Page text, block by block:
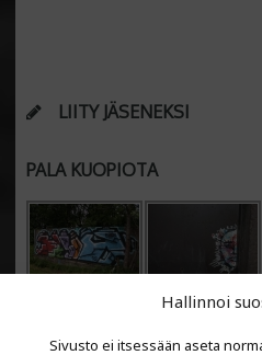
Hallinnoi
Sivusto ei itsessään aseta
LIITY JÄSENEKSI
PALA KUOPIOTA